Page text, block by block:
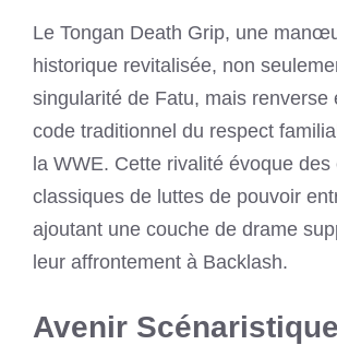
Le Tongan Death Grip, une
historique revitalisée, non
singularité de Fatu, mais renverse
code traditionnel du respect
la WWE. Cette rivalité évoque des
classiques de luttes de pouvoir
ajoutant une couche de drame
leur affrontement à Backlash.
Avenir